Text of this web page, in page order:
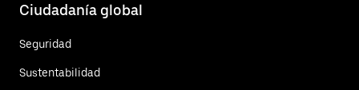
Ciudadanía global
Seguridad
Sustentabilidad